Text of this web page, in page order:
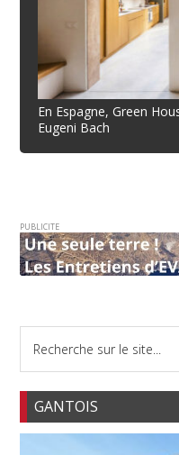
En Espagne, Green
Eugeni Bach
PUBLICITE
GANTOIS